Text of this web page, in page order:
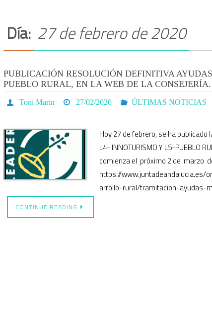
Día: 27 de febrero de 2020
PUBLICACIÓN RESOLUCIÓN DEFINITIVA
PUEBLO RURAL, EN LA WEB DE LA
Toni Marin 27/02/2020 ÚLTIMAS NOTICIAS
Hoy 27 de febrero, se ha publicado
L4- INNOTURISMO Y L5-PUEBLO
comienza el próximo 2 de marzo
https://www.juntadeandalucia.es/
arrollo-rural/tramitacion-ayudas-
CONTINUE READING